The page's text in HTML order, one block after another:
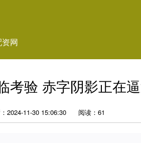
网
考验 赤字阴影正在
2024-11-30 15:06:30 阅读：61